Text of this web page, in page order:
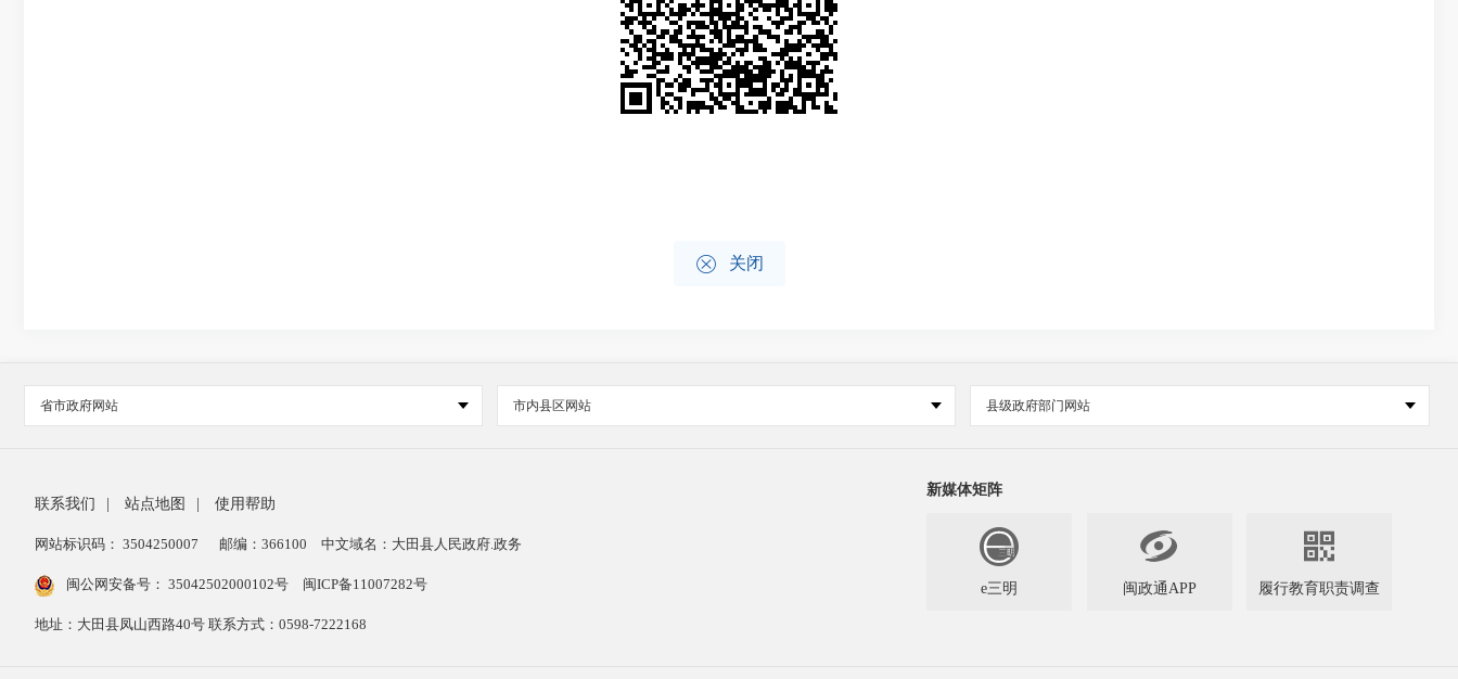
 关闭
省市政府网站 市内县区网站 县级政府部门网站
联系我们 站点地图 使用帮助
网站标识码： 3504250007 邮编：366100 中文域名：大田县人民政府.政务
闽公网安备号： 35042502000102号 闽ICP备11007282号
地址：大田县凤山西路40号 联系方式：0598-7222168
新媒体矩阵
e三明

闽政通APP

履行教育职责调查